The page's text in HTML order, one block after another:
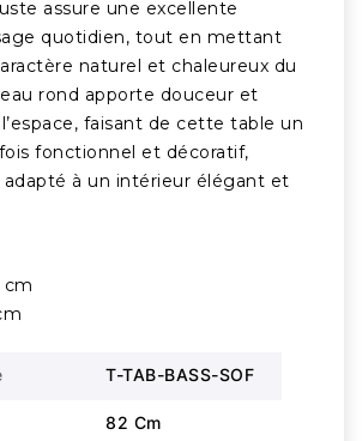
assure une excellente
quotidien, tout en mettant
naturel et chaleureux du
rond apporte douceur et
faisant de cette table un
fonctionnel et décoratif,
à un intérieur élégant et
cm
T-TAB-BASS-SOF
82 Cm